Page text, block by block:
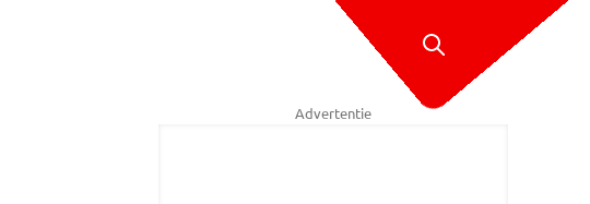
Advertentie